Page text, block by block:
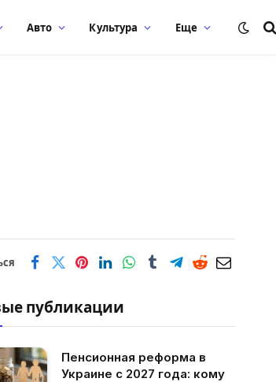
Авто Культура Еще
публикации
Пенсионная реформа в
Украине с 2027 года: кому